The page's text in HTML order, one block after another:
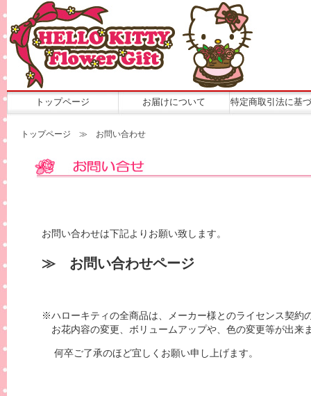
トップページ お届けについて 特定商取引法に基
トップページ ≫ お問い合わせ
お問い合わせは下記よりお願い致します。
≫ お問い合わせページ
※ハローキティの全商品は、メーカー様とのライセンス契約
お花内容の変更、ボリュームアップや、色の変更等が出来
何卒ご了承のほど宜しくお願い申し上げます。